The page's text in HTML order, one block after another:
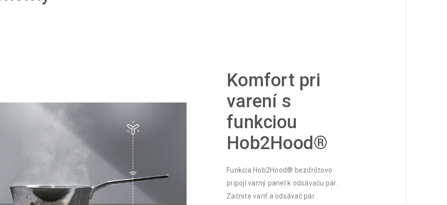
Komfort pri
varení s
funkciou
Hob2Hood®
Funkcia Hob2Hood® bezdrôtovo
pripojí varný panel k odsávaču pár.
Začnite variť a odsávač pár